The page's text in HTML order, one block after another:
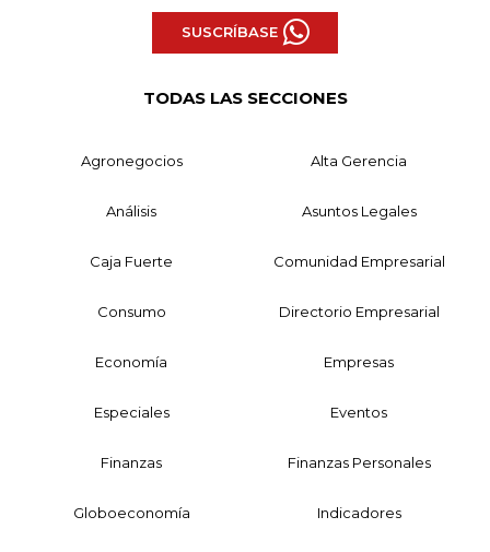
SUSCRÍBASE
TODAS LAS SECCIONES
Agronegocios Alta Gerencia
Análisis Asuntos Legales
Caja Fuerte Comunidad Empresarial
Consumo Directorio Empresarial
Economía Empresas
Especiales Eventos
Finanzas Finanzas Personales
Globoeconomía Indicadores